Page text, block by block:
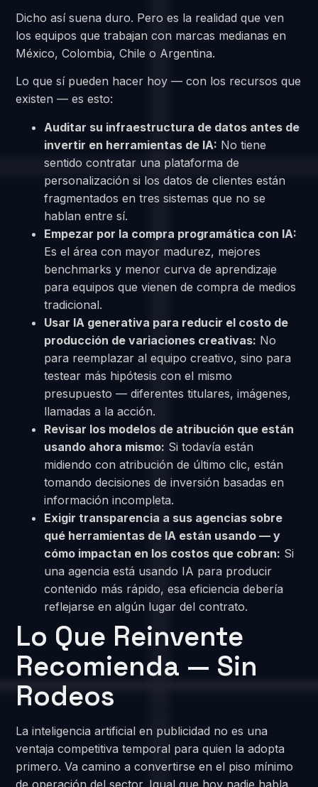
Dicho así suena duro. Pero es la realidad que ven
los equipos que trabajan con marcas medianas en
México, Colombia, Chile o Argentina.
Lo que sí pueden hacer hoy — con los recursos que
existen — es esto:
Auditar su infraestructura de datos antes de
invertir en herramientas de IA: No tiene
sentido contratar una plataforma de
personalización si los datos de clientes están
fragmentados en tres sistemas que no se
hablan entre sí.
Empezar por la compra programática con IA:
Es el área con mayor madurez, mejores
benchmarks y menor curva de aprendizaje
para equipos que vienen de compra de medios
tradicional.
Usar IA generativa para reducir el costo de
producción de variaciones creativas: No
para reemplazar al equipo creativo, sino para
testear más hipótesis con el mismo
presupuesto — diferentes titulares, imágenes,
llamadas a la acción.
Revisar los modelos de atribución que están
usando ahora mismo: Si todavía están
midiendo con atribución de último clic, están
tomando decisiones de inversión basadas en
información incompleta.
Exigir transparencia a sus agencias sobre
qué herramientas de IA están usando — y
cómo impactan en los costos que cobran: Si
una agencia está usando IA para producir
contenido más rápido, esa eficiencia debería
reflejarse en algún lugar del contrato.
Lo Que Reinvente
Recomienda — Sin
Rodeos
La inteligencia artificial en publicidad no es una
ventaja competitiva temporal para quien la adopta
primero. Va camino a convertirse en el piso mínimo
de operación del sector. Igual que hoy nadie habla